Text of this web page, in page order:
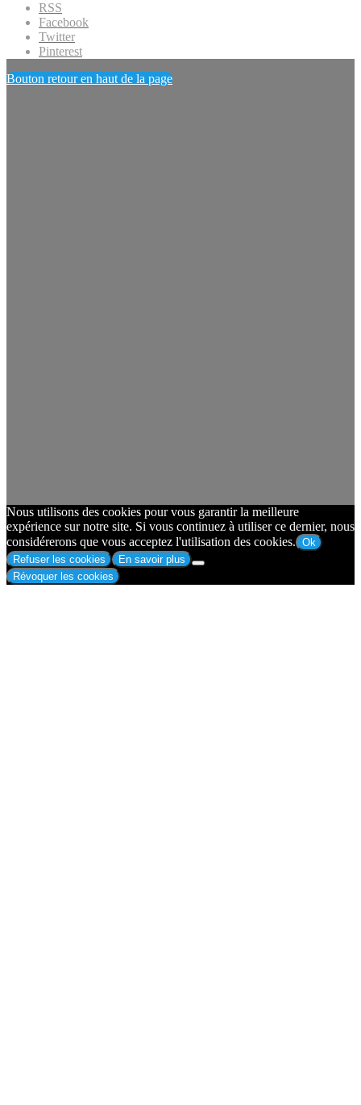
RSS
Facebook
Twitter
Pinterest
Bouton retour en haut de la page
Nous utilisons des cookies pour vous garantir la meilleure
expérience sur notre site. Si vous continuez à utiliser ce dernier, nous
considérerons que vous acceptez l'utilisation des cookies. Ok
Refuser les cookies
En savoir plus
Révoquer les cookies